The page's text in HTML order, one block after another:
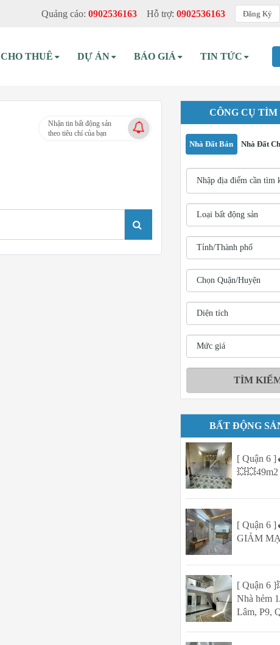
Quảng cáo: 0902536163 Hỗ trợ: 0902536163 Đăng Ký
CHO THUÊ DỰ ÁN BÁO GIÁ TIN TỨC
Nhận tin bất động sản
theo tiêu chí của bạn
TÌM KIẾM
CÔNG CỤ
Nhà Đất Bán Nhà Đất
BẤT ĐỘNG
[ Quận 6
💥💥49m2
[ Quận 6
GIẢM
[ Quận 6
Nhà hẻm
Lâm, P9,